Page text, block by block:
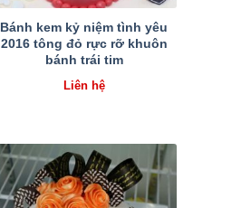
Bánh kem kỷ niệm tình yêu
2016 tông đỏ rực rỡ khuôn
bánh trái tim
Liên hệ